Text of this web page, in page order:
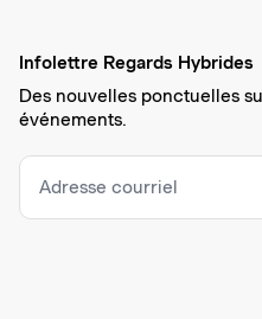
Infolettre Regards Hybrides
Des nouvelles ponctuelles
événements.